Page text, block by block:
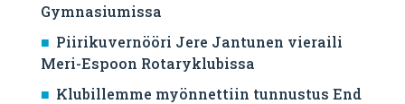
Gymnasiumissa
Piirikuvernööri Jere Jantunen vieraili
Meri-Espoon Rotaryklubissa
Klubillemme myönnettiin tunnustus End